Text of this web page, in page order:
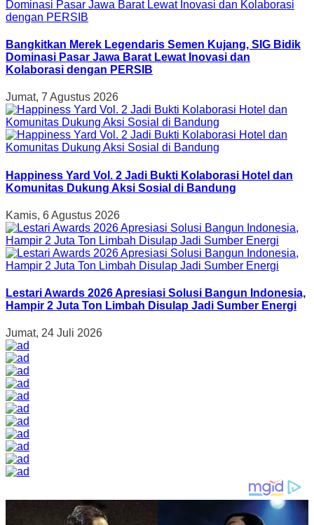
Bangkitkan Merek Legendaris Semen Kujang, SIG Bidik
Dominasi Pasar Jawa Barat Lewat Inovasi dan
Kolaborasi dengan PERSIB
Jumat, 7 Agustus 2026
Happiness Yard Vol. 2 Jadi Bukti Kolaborasi Hotel dan
Komunitas Dukung Aksi Sosial di Bandung
Kamis, 6 Agustus 2026
Lestari Awards 2026 Apresiasi Solusi Bangun Indonesia,
Hampir 2 Juta Ton Limbah Disulap Jadi Sumber Energi
Jumat, 24 Juli 2026